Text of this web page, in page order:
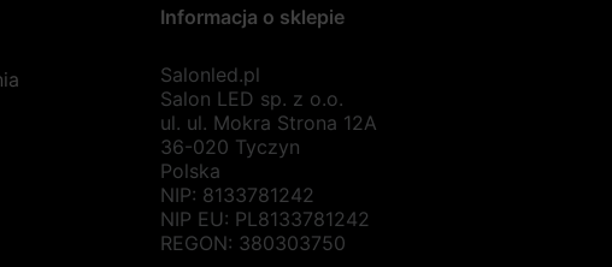
Informacja o sklepie
Salonled.pl
Salon LED sp. z o.o.
ul. ul. Mokra Strona 12A
36-020 Tyczyn
Polska
NIP: 8133781242
NIP EU: PL8133781242
REGON: 380303750